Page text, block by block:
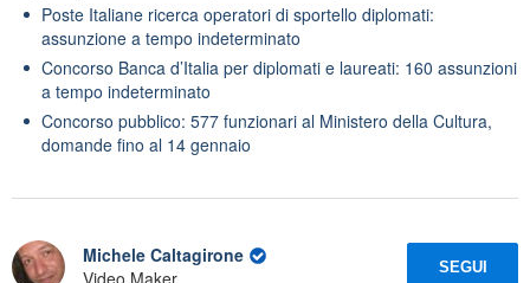
Poste Italiane ricerca operatori di sportello diplomati:
assunzione a tempo indeterminato
Concorso Banca d’Italia per diplomati e laureati: 160 assunzioni
a tempo indeterminato
Concorso pubblico: 577 funzionari al Ministero della Cultura,
domande fino al 14 gennaio
Michele Caltagirone
SEGUI